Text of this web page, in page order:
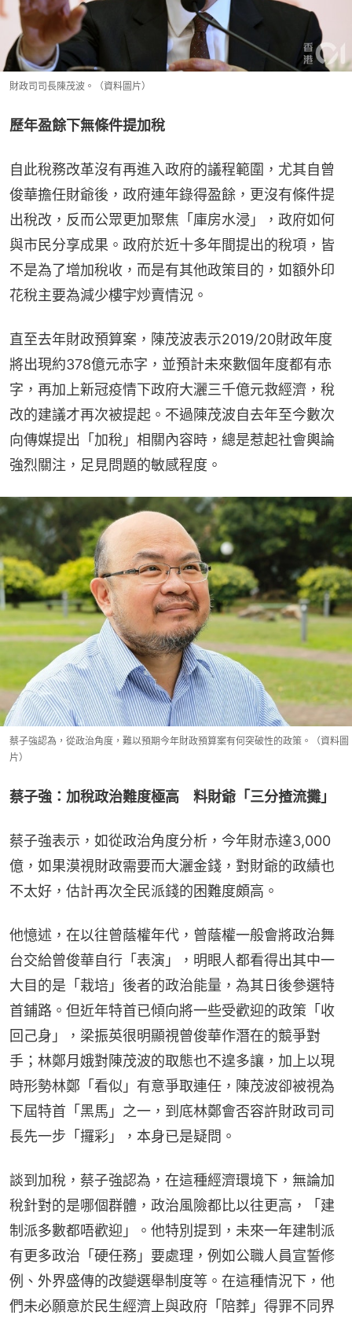
財政司司長陳茂波。（資料圖片）
歷年盈餘下無條件提加稅
自此稅務改革沒有再進入政府的議程範圍，尤其自曾
俊華擔任財爺後，政府連年錄得盈餘，更沒有條件提
出稅改，反而公眾更加聚焦「庫房水浸」，政府如何
與市民分享成果。政府於近十多年間提出的稅項，皆
不是為了增加稅收，而是有其他政策目的，如額外印
花稅主要為減少樓宇炒賣情況。
直至去年財政預算案，陳茂波表示2019/20財政年度
將出現約378億元赤字，並預計未來數個年度都有赤
字，再加上新冠疫情下政府大灑三千億元救經濟，稅
改的建議才再次被提起。不過陳茂波自去年至今數次
向傳媒提出「加稅」相關內容時，總是惹起社會輿論
強烈關注，足見問題的敏感程度。
蔡子強認為，從政治角度，難以預期今年財政預算案有何突破性的政策。（資料圖
片）
蔡子強：加稅政治難度極高　料財爺「三分揸流攤」
蔡子強表示，如從政治角度分析，今年財赤達3,000
億，如果漠視財政需要而大灑金錢，對財爺的政績也
不太好，估計再次全民派錢的困難度頗高。
他憶述，在以往曾蔭權年代，曾蔭權一般會將政治舞
台交給曾俊華自行「表演」，明眼人都看得出其中一
大目的是「栽培」後者的政治能量，為其日後參選特
首鋪路。但近年特首已傾向將一些受歡迎的政策「收
回己身」，梁振英很明顯視曾俊華作潛在的競爭對
手；林鄭月娥對陳茂波的取態也不遑多讓，加上以現
時形勢林鄭「看似」有意爭取連任，陳茂波卻被視為
下屆特首「黑馬」之一，到底林鄭會否容許財政司司
長先一步「攞彩」，本身已是疑問。
談到加稅，蔡子強認為，在這種經濟環境下，無論加
稅針對的是哪個群體，政治風險都比以往更高，「建
制派多數都唔歡迎」。他特別提到，未來一年建制派
有更多政治「硬任務」要處理，例如公職人員宣誓修
例、外界盛傳的改變選舉制度等。在這種情況下，他
們未必願意於民生經濟上與政府「陪葬」得罪不同界